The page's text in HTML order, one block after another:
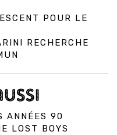
POUR LE
RECHERCHE
ANNÉES 90
LOST BOYS